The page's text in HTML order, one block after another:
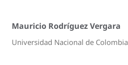
Mauricio Rodríguez Vergara
Universidad Nacional de Colombia